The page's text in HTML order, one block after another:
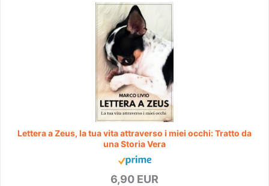
Lettera a Zeus, la tua vita attraverso i miei occhi: Tratto da
una Storia Vera
6,90 EUR